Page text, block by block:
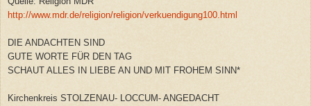
http://www.mdr.de/religion/religion/verkuendigung100.html
DIE ANDACHTEN SIND
GUTE WORTE FÜR DEN TAG
SCHAUT ALLES IN LIEBE AN UND MIT FROHEM SINN*
Kirchenkreis STOLZENAU- LOCCUM- ANGEDACHT